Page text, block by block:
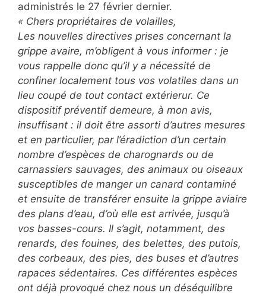
administrés le 27 février dernier.
« Chers propriétaires de volailles,
Les nouvelles directives prises concernant la
grippe avaire, m’obligent à vous informer : je
vous rappelle donc qu’il y a nécessité de
confiner localement tous vos volatiles dans un
lieu coupé de tout contact extérierur. Ce
dispositif préventif demeure, à mon avis,
insuffisant : il doit être assorti d’autres mesures
et en particulier, par l’éradiction d’un certain
nombre d’espèces de charognards ou de
carnassiers sauvages, des animaux ou oiseaux
susceptibles de manger un canard contaminé
et ensuite de transférer ensuite la grippe aviaire
des plans d’eau, d’où elle est arrivée, jusqu’à
vos basses-cours. Il s’agit, notamment, des
renards, des fouines, des belettes, des putois,
des corbeaux, des pies, des buses et d’autres
rapaces sédentaires. Ces différentes espèces
ont déjà provoqué chez nous un déséquilibre